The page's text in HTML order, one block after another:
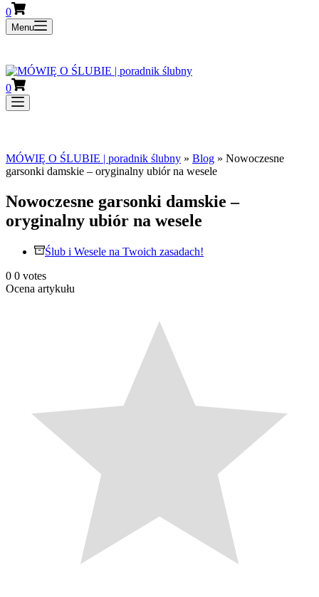
Koszyk
0
Menu
Koszyk
0
MÓWIĘ O ŚLUBIE | poradnik ślubny » Blog » Nowoczesne
garsonki damskie – oryginalny ubiór na wesele
Nowoczesne garsonki damskie –
oryginalny ubiór na wesele
Ślub i Wesele na Twoich zasadach!
0 0 votes
Ocena artykułu